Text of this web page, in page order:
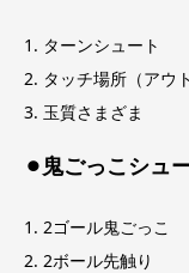
1. ターンシュート
2. タッチ場所（アウ
3. 玉質さまざま
⚫︎鬼ごっこシュ
1. 2ゴール鬼ごっこ
2. 2ボール先触り